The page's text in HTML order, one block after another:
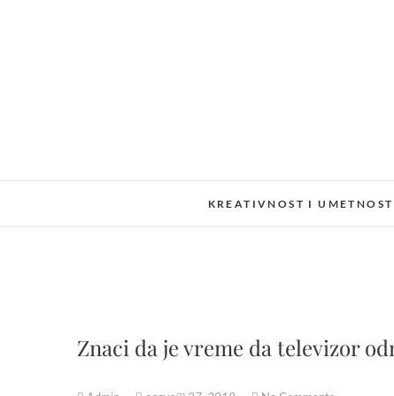
KREATIVNOST I UMETNOST
Znaci da je vreme da televizor